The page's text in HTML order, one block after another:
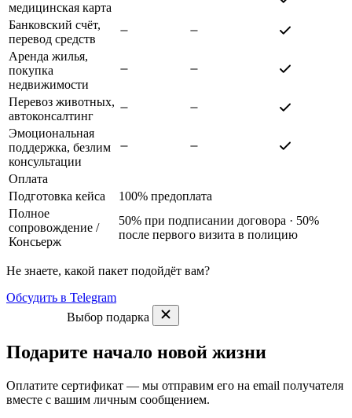
медицинская карта
Банковский счёт,
перевод средств
Аренда жилья,
покупка
недвижимости
Перевоз животных,
автоконсалтинг
Эмоциональная
поддержка, безлим
консультации
Оплата
Подготовка кейса
100% предоплата
Полное
сопровождение /
Консьерж
50% при подписании договора · 50%
после первого визита в полицию
Не знаете, какой пакет подойдёт вам?
Обсудить в Telegram
Выбор подарка
Подарите начало новой жизни
Оплатите сертификат — мы отправим его на email получателя
вместе с вашим личным сообщением.